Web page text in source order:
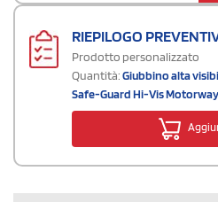
RIEPILOGO
Prodotto personalizzato
Quantità:Giubbino alta
Safe-Guard Hi-Vis Motorway